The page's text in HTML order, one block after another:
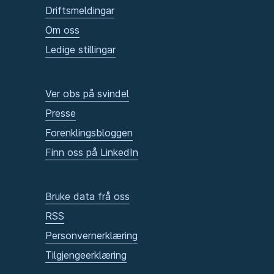
Driftsmeldingar
Om oss
Ledige stillingar
Ver obs på svindel
Presse
Forenklingsbloggen
Finn oss på LinkedIn
Bruke data frå oss
RSS
Personvernerklæring
Tilgjengeerklæring